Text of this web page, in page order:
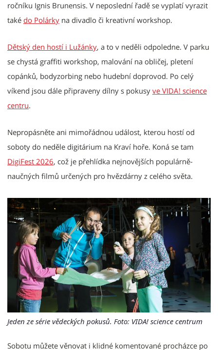
ročníku Ignis Brunensis. V neposlední řadě se vyplatí vyrazit
také do Polárky na divadlo či kreativní workshop.
Dětský den hostí i Lužánky, a to v neděli odpoledne. V parku
se chystá graffiti workshop, malování na obličej, pletení
copánků, bodyzorbing nebo hudební doprovod. Po celý
víkend jsou dále připraveny dílny s pokusy ve VIDA! science
centru.
Nepropásněte ani mimořádnou událost, kterou hostí od
soboty do neděle digitárium na Kraví hoře. Koná se tam
DigiFest 2026, což je přehlídka nejnovějších populárně-
naučných filmů určených pro hvězdárny z celého světa.
Jeden ze série vědeckých pokusů. Foto: VIDA! science centrum
Sobotu můžete věnovat i klidné komentované procházce po